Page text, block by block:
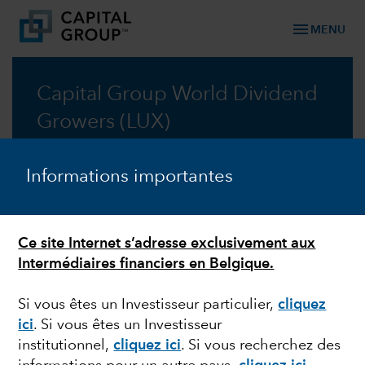
Informations importantes
Ce site Internet s’adresse exclusivement aux
Intermédiaires financiers en Belgique.
Si vous êtes un Investisseur particulier,cliquez
ici. Si vous êtes un Investisseur
institutionnel,cliquez ici. Si vous recherchez des
menu MENU
Capital Group World Dividend
Growers (LUX)
internationales centrée sur les sociétés affichant
Prospectus
Derniers avis aux actionnaires